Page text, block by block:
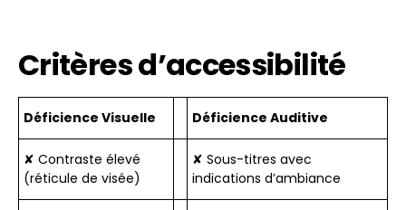
Critères d’accessibilité
Déficience Visuelle Déficience Auditive
✘ Contraste élevé
(réticule de visée)
✘ Sous-titres avec
indications d’ambiance